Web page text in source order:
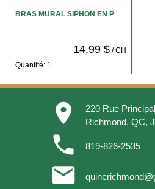
BRAS MURAL SIPHON EN P
14,99 $/ CH
Quantité: 1
place
220 Rue
Richmond, QC,
phone 819-826-2535
email